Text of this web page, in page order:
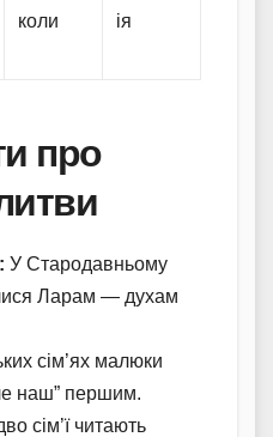
коли
ія
про
У Стародавньому
Ларам — духам
сім’ях малюки
наш” першим.
сім’ї читають